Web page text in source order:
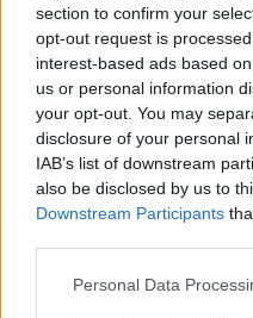
section to confirm your
opt-out request is
interest-based ads based
us or personal information
your opt-out. You may
disclosure of your personal
IAB’s list of downstream
also be disclosed by us to
Downstream Participants
Personal Data
Hasznos
Impresszum
Szerzői jogok
Adatvédelmi
Cookie-kezelési
Hozzászólási
Nyomtatott
Székely Hírmondó